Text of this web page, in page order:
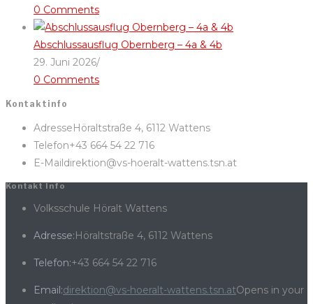
0 Comments
Abschlussausflug Obernberg – 4a & 4b
29. Juni 2026/
0 Comments
Kontaktinfo
AdresseHöraltstraße 4, 6112 Wattens
Telefon+43 664 54 22 716
E-Maildirektion@vs-hoeralt-wattens.tsn.at
Kontakt Info
Volksschule Höralt Wattens
Adresse: Höraltstraße 4, 6112 Wattens
Telefon:+43 664 54 22 716
Email:direktion@vs-hoeralt-wattens.tsn.atOpens in your